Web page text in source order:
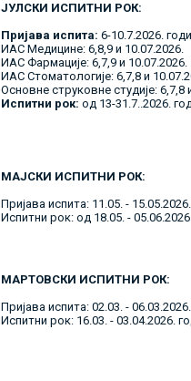
ЈУЛСКИ ИСПИТНИ РОК:
Пријава испита: 6-10.7.2026.
ИАС Медицине: 6,8,9 и 10.07.2026.
ИАС Фармације: 6,7,9 и 10.07.2026.
ИАС Стоматологије: 6,7,8 и
Основне струковне студије: 6,7,8
Испитни рок: од 13-31.7..2026.
МАЈСКИ ИСПИТНИ РОК:
Пријава испита: 11.05. -
Испитни рок: од 18.05. -
МАРТОВСКИ ИСПИТНИ РОК:
Пријава испита: 02.03. -
Испитни рок: 16.03. - 03.04.2026.